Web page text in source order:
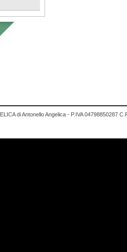
di Antonello Angelica - P.IVA 04798850287